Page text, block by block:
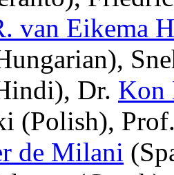
van Eikema
Dr. Kon
(Polish),
de Milani